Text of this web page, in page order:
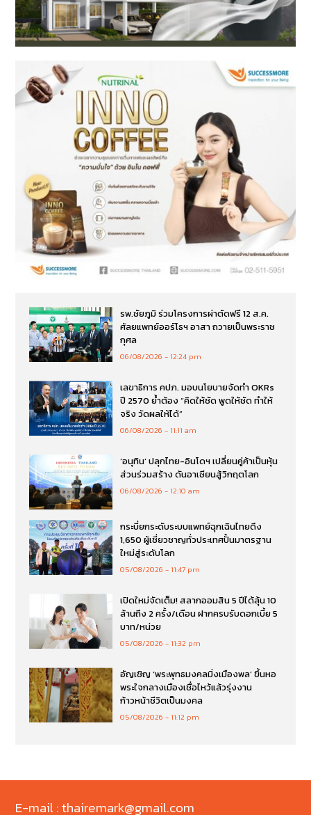
รพ.ชัยภูมิ ร่วมโครงการผ่าตัดฟรี 12 ส.ค.
ศัลยแพทย์ออร์โธฯ อาสา ถวายเป็นพระราช
กุศล
06/08/2026 12:24 pm
เลขาธิการ คปภ. มอบนโยบายจัดทำ OKRs
ปี 2570 ย้ำต้อง “คิดให้ชัด พูดให้ชัด ทำให้
จริง วัดผลให้ได้”
06/08/2026 11:11 am
‘อนุทิน’ ปลุกไทย-อินโดฯ เปลี่ยนคู่ค้าเป็นหุ้น
ส่วนร่วมสร้าง ดันอาเซียนสู้วิกฤตโลก
06/08/2026 12:10 am
กระบี่ยกระดับระบบแพทย์ฉุกเฉินไทยดึง
1,650 ผู้เชี่ยวชาญทั่วประเทศปั้นมาตรฐาน
ใหม่สู่ระดับโลก
05/08/2026 11:47 pm
เปิดใหม่จัดเต็ม! สลากออมสิน 5 ปีได้ลุ้น 10
ล้านถึง 2 ครั้ง/เดือน ฝากครบรับดอกเบี้ย 5
บาท/หน่วย
05/08/2026 11:32 pm
อัญเชิญ ‘พระพุทธมงคลมิ่งเมืองพล’ ขึ้นหอ
พระใจกลางเมืองเชื่อไหว้แล้วรุ่งงาน
ก้าวหน้าชีวิตเป็นมงคล
05/08/2026 11:12 pm
E-mail : thairemark@gmail.com